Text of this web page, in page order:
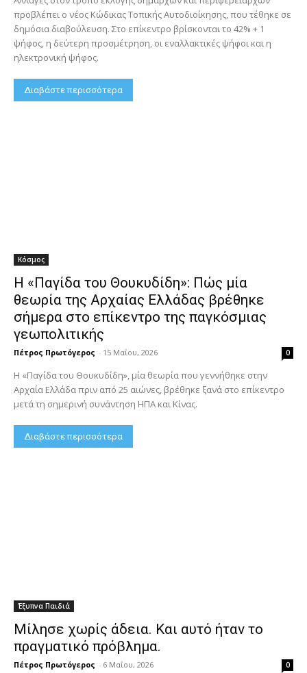
προβλέπει ο νέος Κώδικας Τοπικής Αυτοδιοίκησης, που τέθηκε σε
δημόσια διαβούλευση. Στο επίκεντρο βρίσκονται το 42% + 1
ψήφος, η δεύτερη προσμέτρηση, οι εναλλακτικές ψήφοι και η
ηλεκτρονική ψήφος.
Διαβάστε περισσότερα
Κόσμος
Η «Παγίδα του Θουκυδίδη»: Πώς μία
θεωρία της Αρχαίας Ελλάδας βρέθηκε
σήμερα στο επίκεντρο της παγκόσμιας
γεωπολιτικής
Πέτρος Πρωτόγερος - 15 Μαΐου, 2026 0
Η «Παγίδα του Θουκυδίδη», μία θεωρία που γεννήθηκε στην
Αρχαία Ελλάδα πριν από 25 αιώνες, βρέθηκε ξανά στο επίκεντρο
μετά τη σημερινή συνάντηση ΗΠΑ και Κίνας.
Διαβάστε περισσότερα
Έξυπνα Παιδιά
Μίλησε χωρίς άδεια. Και αυτό ήταν το
πραγματικό πρόβλημα.
Πέτρος Πρωτόγερος - 6 Μαΐου, 2026 0